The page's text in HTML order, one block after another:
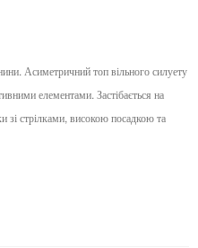
Асиметричний топ вільного силуету
елементами. Застібається на
зі стрілками, високою посадкою та